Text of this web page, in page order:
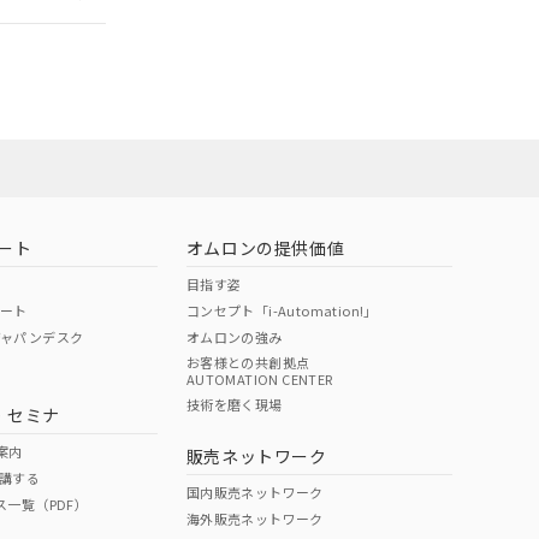
O O
ページへ
ください
ト
ト
パンデスク
セミナ
内
する
覧（PDF）
オムロンの提供価値
目指す姿
コンセプト「i-Automation!」
オムロンの強み
お客様との共創拠点
AUTOMATION CENTER
技術を磨く現場
販売ネットワーク
国内販売ネットワーク
海外販売ネットワーク